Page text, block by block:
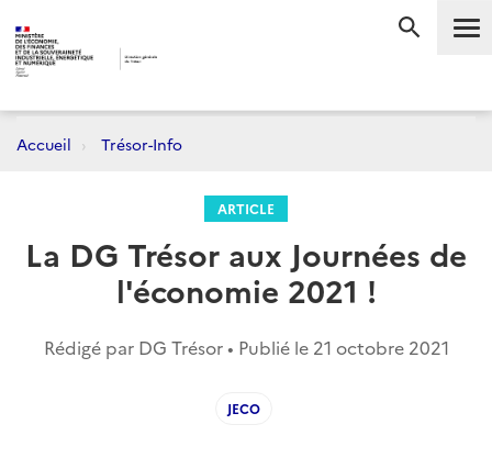
Accueil Trésor-Info
ARTICLE
La DG Trésor aux Journées de
l'économie 2021 !
Rédigé par DG Trésor • Publié le 21 octobre 2021
JECO